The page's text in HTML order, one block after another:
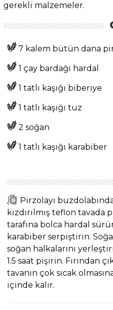
gerekli malzemeler.
7 kalem bütün dana
1 çay bardağı hardal
1 tatlı kaşığı biberiye
1 tatlı kaşığı tuz
2 soğan
1 tatlı kaşığı karabiber
Pirzolayı
kızdırılmış teflon tavada
tarafına bolca hardal
karabiber serpiştirin.
soğan halkalarını
1.5 saat pişirin. Fırından
tavanın çok sıcak
içinde kalır.